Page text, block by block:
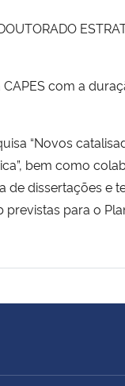
com a
“Novos
bem como
dissertações e
para o